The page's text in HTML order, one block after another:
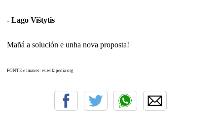
- Lago Vištytis
Mañá a solución e unha nova proposta!
FONTE e Imaxes: es.wikipedia.org